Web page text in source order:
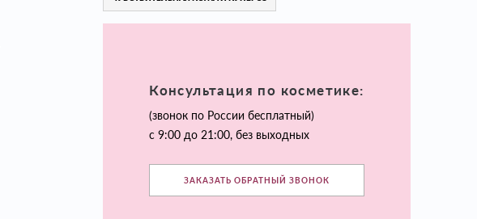
Консультация по косметике:
(звонок по России бесплатный)
с 9:00 до 21:00, без выходных
ЗАКАЗАТЬ ОБРАТНЫЙ ЗВОНОК